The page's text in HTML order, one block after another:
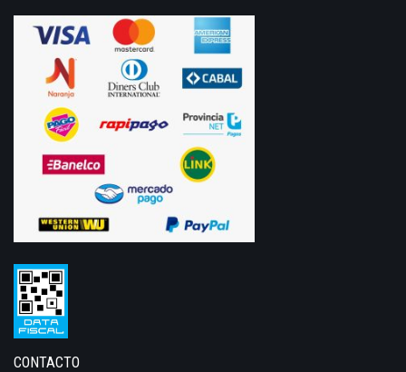
CONTACTO